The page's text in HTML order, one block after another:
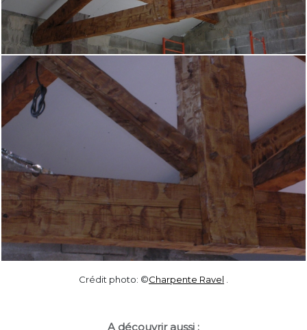
Crédit photo: ©Charpente Ravel
A découvrir aussi :